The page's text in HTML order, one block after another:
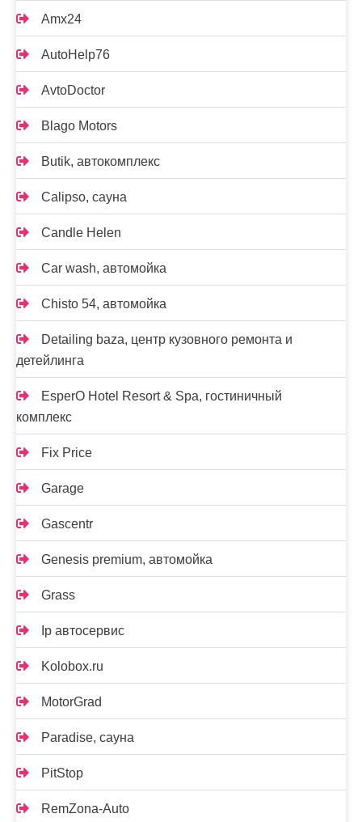
Amx24
AutoHelp76
AvtoDoctor
Blago Motors
Butik, автокомплекс
Calipso, сауна
Candle Helen
Car wash, автомойка
Chisto 54, автомойка
Detailing baza, центр кузовного ремонта и
детейлинга
EsperO Hotel Resort & Spa, гостиничный
комплекс
Fix Price
Garage
Gascentr
Genesis premium, автомойка
Grass
Ip автосервис
Kolobox.ru
MotorGrad
Paradise, сауна
PitStop
RemZona-Auto